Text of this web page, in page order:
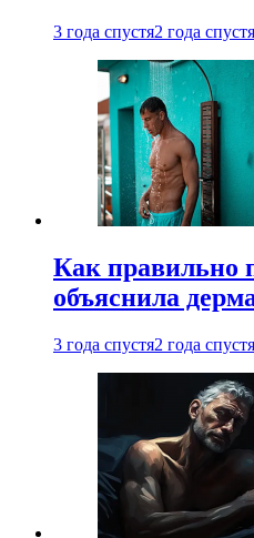
3 года спустя2 года спустя
Как
объяснила
3 года спустя2 года спустя